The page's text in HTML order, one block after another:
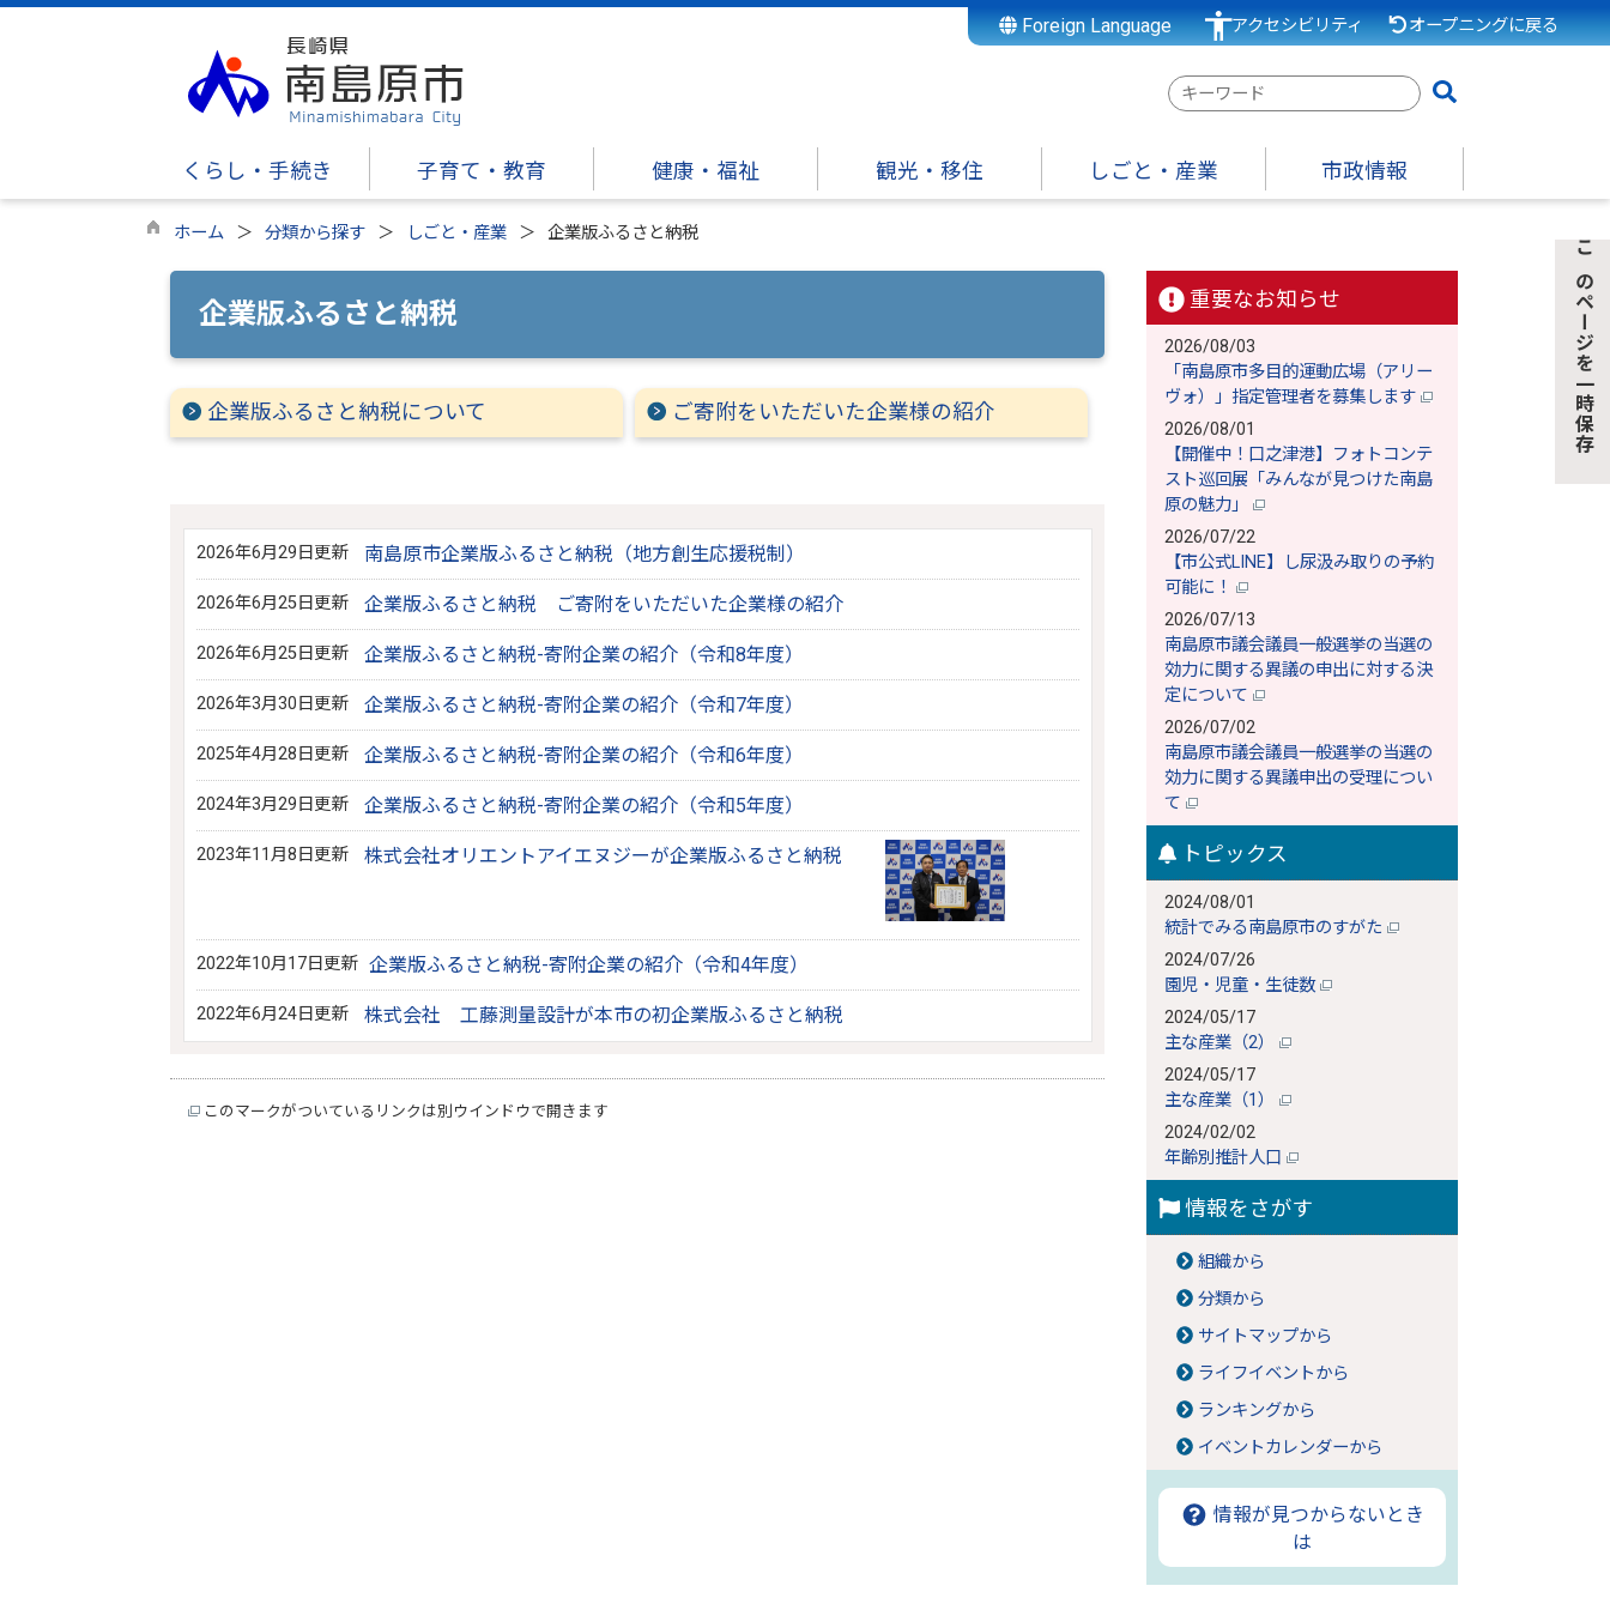
Foreign Language アクセシビリティ オープニングに戻る
検
ー
ワ
くらし・手続き 子育て・教育 健康・福祉 観光・移住 しごと・産業 市政情報
ホーム 分類から探す しごと・産業 企業版ふるさと納税
企業版ふるさと納税
企業版ふるさと納税について ご寄附をいただいた企業様の紹介
2026年6月29日更新 南島原市企業版ふるさと納税（地方創生応援税制）
2026年6月25日更新 企業版ふるさと納税 ご寄附をいただいた企業様の紹介
2026年6月25日更新 企業版ふるさと納税-寄附企業の紹介（令和8年度）
2026年3月30日更新 企業版ふるさと納税-寄附企業の紹介（令和7年度）
2025年4月28日更新 企業版ふるさと納税-寄附企業の紹介（令和6年度）
2024年3月29日更新 企業版ふるさと納税-寄附企業の紹介（令和5年度）
2023年11月8日更新 株式会社オリエントアイエヌジーが企業版ふるさと納税
2022年10月17日更新 企業版ふるさと納税-寄附企業の紹介（令和4年度）
2022年6月24日更新 株式会社 工藤測量設計が本市の初企業版ふるさと納税
このマークがついているリンクは別ウインドウで開きます
重要なお知らせ
2026/08/03
「南島原市多目的運動広場（アリー
ヴォ）」指定管理者を募集します
2026/08/01
【開催中！口之津港】フォトコンテ
スト巡回展「みんなが見つけた南島
原の魅力」
2026/07/22
【市公式LINE】し尿汲み取りの予約
可能に！
2026/07/13
南島原市議会議員一般選挙の当選の
効力に関する異議の申出に対する決
定について
2026/07/02
南島原市議会議員一般選挙の当選の
効力に関する異議申出の受理につい
て
トピックス
2024/08/01
統計でみる南島原市のすがた
2024/07/26
園児・児童・生徒数
2024/05/17
主な産業（2）
2024/05/17
主な産業（1）
2024/02/02
年齢別推計人口
情報をさがす
組織から
分類から
サイトマップから
ライフイベントから
ランキングから
イベントカレンダーから
情報が見つからないとき
は
このページを一時保存